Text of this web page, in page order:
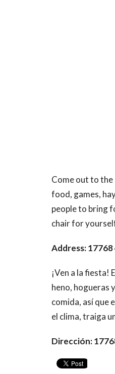
Come out to
food, games,
people to bring
chair for
Address:
¡Ven a la fiesta!
heno, hogueras
comida, así que
el clima, traiga
Dirección: